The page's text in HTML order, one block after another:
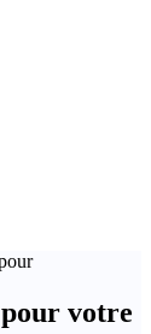
votre